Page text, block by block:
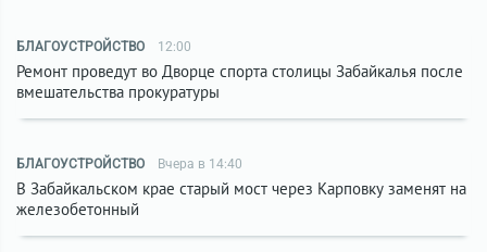
БЛАГОУСТРОЙСТВО 12:00
Ремонт проведут во Дворце спорта столицы Забайкалья после
вмешательства прокуратуры
БЛАГОУСТРОЙСТВО Вчера в 14:40
В Забайкальском крае старый мост через Карповку заменят на
железобетонный